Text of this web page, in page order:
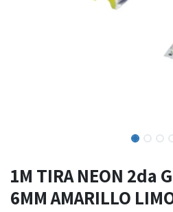
1M TIRA NEON 2da
6MM AMARILLO